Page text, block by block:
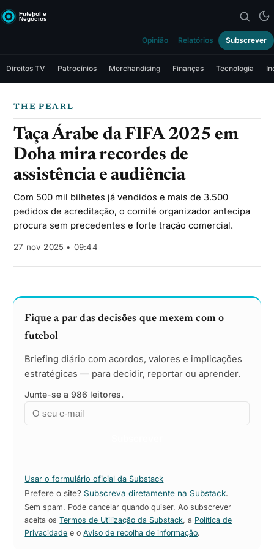
Opinião Relatórios Subscrever
Direitos TV Patrocínios Merchandising Finanças Tecnologia
THE PEARL
Taça Árabe da FIFA 2025 em
Doha mira recordes de
assistência e audiência
Com 500 mil bilhetes já vendidos e mais de 3.500
pedidos de acreditação, o comité organizador antecipa
procura sem precedentes e forte tração comercial.
27 nov 2025 • 09:44
Fique a par das decisões que mexem com o
futebol
Briefing diário com acordos, valores e implicações
estratégicas — para decidir, reportar ou aprender.
Junte-se a 986 leitores.
Email
Empresa
Usar o formulário oficial da Substack
Prefere o site?Subscreva diretamente na Substack.
Sem spam. Pode cancelar quando quiser. Ao subscrever
aceita osTermos de Utilização da Substack , a Política de
Privacidade e oAviso de recolha de informação.